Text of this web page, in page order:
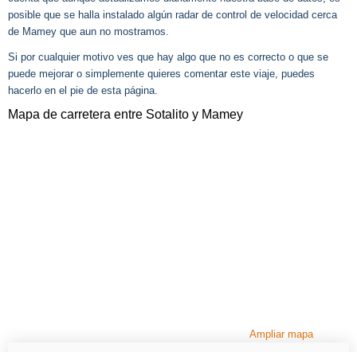
posible que se halla instalado algún radar de control de velocidad cerca
de Mamey que aun no mostramos.
Si por cualquier motivo ves que hay algo que no es correcto o que se
puede mejorar o simplemente quieres comentar este viaje, puedes
hacerlo en el pie de esta página.
Mapa de carretera entre Sotalito y Mamey
Ampliar mapa